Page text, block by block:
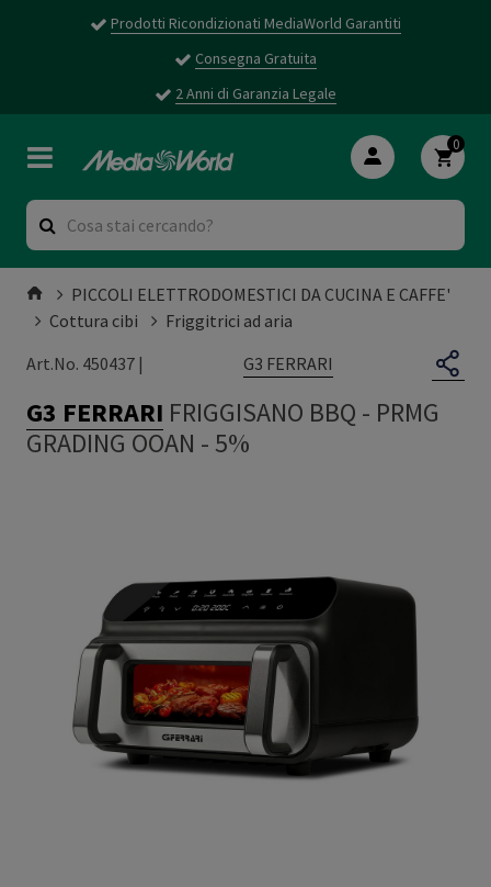
Prodotti Ricondizionati MediaWorld Garantiti
Consegna Gratuita
2 Anni di Garanzia Legale
0
PICCOLI ELETTRODOMESTICI DA CUCINA E CAFFE'
Cottura cibi
Friggitrici ad aria
Art.No. 450437 |
G3 FERRARI
G3 FERRARI FRIGGISANO BBQ - PRMG
GRADING OOAN - 5%